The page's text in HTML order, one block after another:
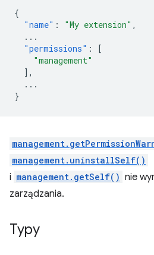
{
"name" : "My extension" ,
...
"permissions" :
[
"management"
],
...
}
management.uninstallSelf()
i management.getSelf() nie
zarządzania.
Typy